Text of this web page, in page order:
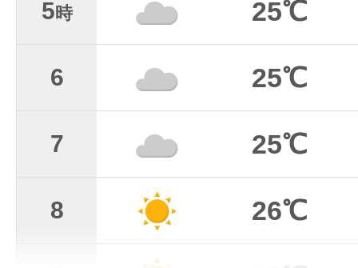
5時 25℃
6 25℃
7 25℃
8 26℃